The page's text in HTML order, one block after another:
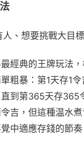
、想要挑戰大目
經典的王牌玩法
粗暴：第1天存1
到第365天存365
吉，但這種温水煮
中適應存錢的節奏